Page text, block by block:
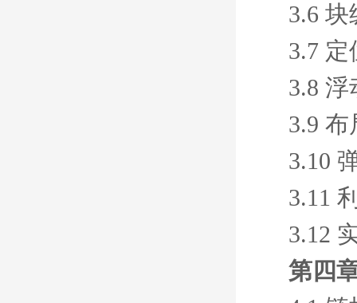
3.6
3.7 定
3.8 浮
3.9 布
3.10
3.11
3.12
第四